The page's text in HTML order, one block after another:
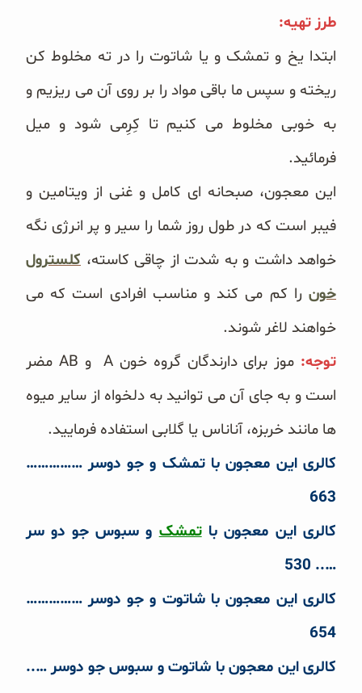
طرز تهیه:
ابتدا یخ و تمشک و یا شاتوت را در ته مخلوط کن
ریخته و سپس ما باقی مواد را بر روی آن می ریزیم و
به خوبی مخلوط می کنیم تا کِرِمی شود و میل
فرمائید.
این معجون، صبحانه ای کامل و غنی از ویتامین و
فیبر است که در طول روز شما را سیر و پر انرژی نگه
خواهد داشت و به شدت از چاقی کاسته، کلسترول
خون را کم می کند و مناسب افرادی است که می
خواهند لاغر شوند.
توجه:
موز برای دارندگان گروه خون A و AB مضر
است و به جای آن می توانید به دلخواه از سایر میوه
ها مانند خربزه، آناناس یا گلابی استفاده فرمایید.
کالری این معجون با تمشک و جو دوسر ……………
663
کالری این معجون باتمشکو سبوس جو دو سر
….. 530
کالری این معجون با شاتوت و جو دوسر ……………
654
کالری این معجون با شاتوت و سبوس جو دوسر …..